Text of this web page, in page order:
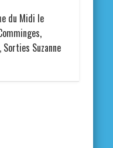
du Midi le
Sorties Suzanne